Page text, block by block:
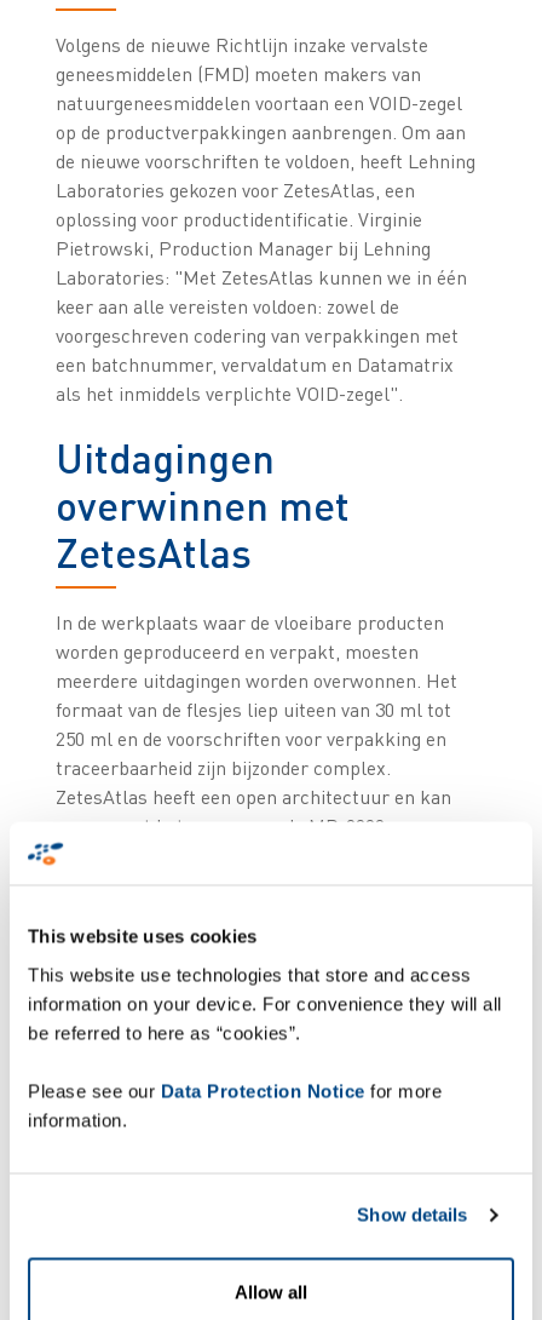
This website uses cookies
This website use technologies that store and access
information on your device. For convenience they will all
be referred to here as “cookies”.
Please see our Data Protection Notice for more
information.
Show details
Allow all
Volgens de nieuwe Richtlijn inzake vervalste
geneesmiddelen (FMD) moeten makers van
natuurgeneesmiddelen voortaan een VOID-zegel
op de productverpakkingen aanbrengen. Om aan
de nieuwe voorschriften te voldoen, heeft Lehning
Laboratories gekozen voor ZetesAtlas, een
oplossing voor productidentificatie. Virginie
Pietrowski, Production Manager bij Lehning
Laboratories: "Met ZetesAtlas kunnen we in één
keer aan alle vereisten voldoen: zowel de
voorgeschreven codering van verpakkingen met
een batchnummer, vervaldatum en Datamatrix
als het inmiddels verplichte VOID-zegel".
Uitdagingen
overwinnen met
ZetesAtlas
In de werkplaats waar de vloeibare producten
worden geproduceerd en verpakt, moesten
meerdere uitdagingen worden overwonnen. Het
formaat van de flesjes liep uiteen van 30 ml tot
250 ml en de voorschriften voor verpakking en
traceerbaarheid zijn bijzonder complex.
ZetesAtlas heeft een open architectuur en kan
samen met het geavanceerde MD-9000
inkjetsysteem automatisch coderingen en VOID-
direct aan de verpakkingslijn. Daarnaast is het
systeem gereed om producten ook te serialiseren
en te aggregeren. En dankzij de unieke human-
machine interface (HMI) kan ZetesAtlas ook in de
systeemconfiguraties in de verpakkingslijn.